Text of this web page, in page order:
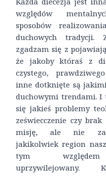
względów
sposobów
duchowych tradycji.
zgadzam się z
że jakoby któraś z
czystego,
inne dotknięte są
duchowymi trendami.
się jakieś problemy
zeświecczenie czy
misję, ale nie
jakikolwiek region
tym względem
uprzywilejowany.